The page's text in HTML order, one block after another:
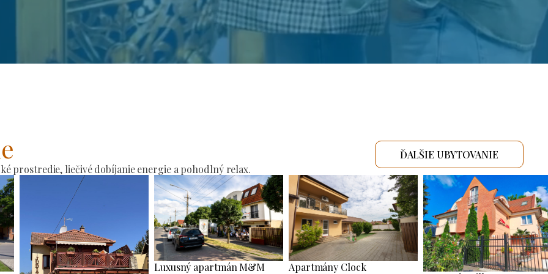
prostredie, liečivé dobíjanie energie a pohodlný relax.
ĎALŠIE UBYTOVANIE
Luxusný apartmán M&M
Apartmány Clock